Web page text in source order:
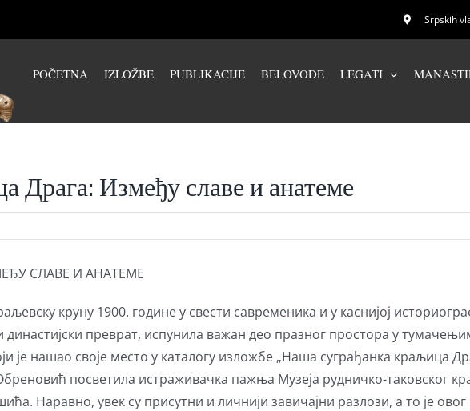
Srpskih
POČETNA IZLOŽBE PUBLIKACIJE BELOVODE LEGATI
Драга: Између славе и анатеме
СЛАВЕ И АНАТЕМЕ
круну 1900. године у свести савременика и у каснијој
преврат, испунила важан део празног простора у
је нашао своје место у каталогу изложбе „Наша суграђанка краљица
посветила истраживачка пажња Музеја рудничко-таковског
Наравно, увек су присутни и личнији завичајни разлози, а то је